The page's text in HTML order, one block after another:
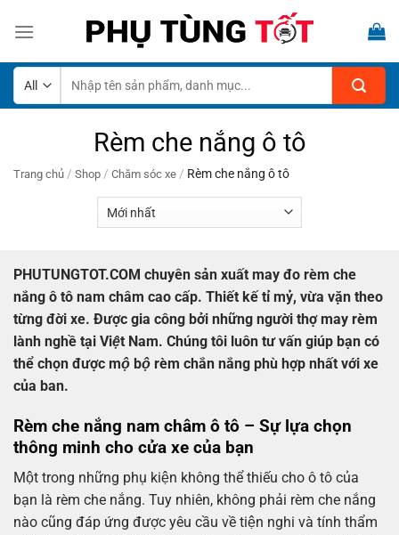
kiếm:
Rèm che nắng ô tô
Trang chủ / Shop / Chăm sóc xe / Rèm che nắng ô tô
PHUTUNGTOT.COM chuyên sản xuất may đo rèm che
nắng ô tô nam châm cao cấp. Thiết kế tỉ mỷ, vừa vặn theo
từng đời xe. Được gia công bởi những người thợ may rèm
lành nghề tại Việt Nam. Chúng tôi luôn tư vấn giúp bạn có
thể chọn được mộ bộ rèm chắn nắng phù hợp nhất với xe
của ban.
Rèm che nắng nam châm ô tô – Sự lựa chọn
thông minh cho cửa xe của bạn
Một trong những phụ kiện không thể thiếu cho ô tô của
bạn là rèm che nắng. Tuy nhiên, không phải rèm che nắng
nào cũng đáp ứng được yêu cầu về tiện nghi và tính thẩm